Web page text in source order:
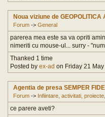
Noua viziune de GEOPOLITICA
Forum -> General
parerea mea este sa va opriti
nimeriti cu mouse-ul... surry -
Thanked 1 time
Posted by ex-ad on Friday 21
Agentia de presa SEMPER
Forum -> Infiintare, activitati,
ce parere aveti?